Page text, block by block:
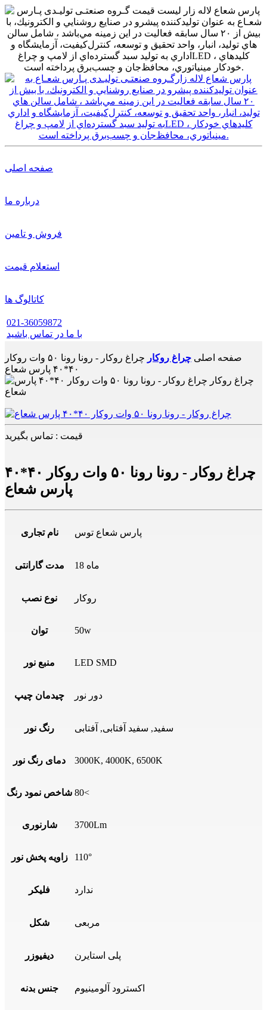
صفحه اصلی
درباره ما
فروش و تامین
استعلام قیمت
کاتالوگ ها
021-36059872
با ما در تماس باشید
صفحه اصلی چراغ روکار
چراغ روکار - رونا رونا ۵۰ وات روکار
۴۰*۴۰ پارس شعاع
قیمت : تماس بگیرید
چراغ روکار - رونا رونا ۵۰ وات روکار ۴۰*۴۰
پارس شعاع
نام تجاری پارس شعاع توس
مدت گارانتی 18 ماه
نوع نصب روکار
توان 50w
منبع نور LED SMD
چیدمان چیپ دور نور
رنگ نور سفید, سفید آفتابی, آفتابی
دمای رنگ نور 3000K, 4000K, 6500K
شاخص نمود رنگ 80<
شارنوری 3700Lm
زاویه پخش نور 110°
فلیکر ندارد
شکل مربعی
دیفیوزر پلی استایرن
جنس بدنه اکسترود آلومینیوم